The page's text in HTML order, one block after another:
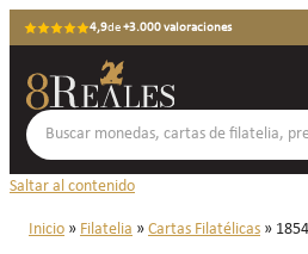
4,9de+3.000 valoraciones
Saltar al contenido
Inicio » Filatelia » Cartas Filatélicas »